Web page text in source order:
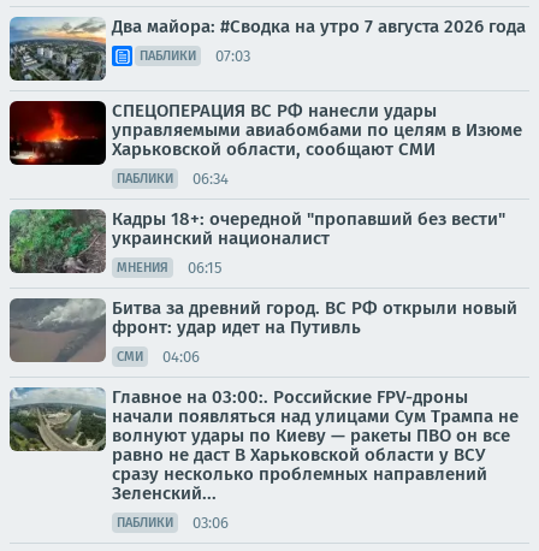
Два майора: #Сводка на утро 7 августа 2026 года
ПАБЛИКИ 07:03
СПЕЦОПЕРАЦИЯ ВС РФ нанесли удары
управляемыми авиабомбами по целям в Изюме
Харьковской области, сообщают СМИ
ПАБЛИКИ 06:34
Кадры 18+: очередной "пропавший без вести"
украинский националист
МНЕНИЯ 06:15
Битва за древний город. ВС РФ открыли новый
фронт: удар идет на Путивль
СМИ 04:06
Главное на 03:00:. Российские FPV-дроны
начали появляться над улицами Сум Трампа не
волнуют удары по Киеву — ракеты ПВО он все
равно не даст В Харьковской области у ВСУ
сразу несколько проблемных направлений
Зеленский...
ПАБЛИКИ 03:06